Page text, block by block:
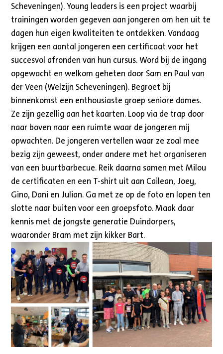
Scheveningen). Young leaders is een project waarbij
trainingen worden gegeven aan jongeren om hen uit te
dagen hun eigen kwaliteiten te ontdekken. Vandaag
krijgen een aantal jongeren een certificaat voor het
succesvol afronden van hun cursus. Word bij de ingang
opgewacht en welkom geheten door Sam en Paul van
der Veen (Welzijn Scheveningen). Begroet bij
binnenkomst een enthousiaste groep seniore dames.
Ze zijn gezellig aan het kaarten. Loop via de trap door
naar boven naar een ruimte waar de jongeren mij
opwachten. De jongeren vertellen waar ze zoal mee
bezig zijn geweest, onder andere met het organiseren
van een buurtbarbecue. Reik daarna samen met Milou
de certificaten en een T-shirt uit aan Cailean, Joey,
Gino, Dani en Julian. Ga met ze op de foto en lopen ten
slotte naar buiten voor een groepsfoto. Maak daar
kennis met de jongste generatie Duindorpers,
waaronder Bram met zijn kikker Bart.